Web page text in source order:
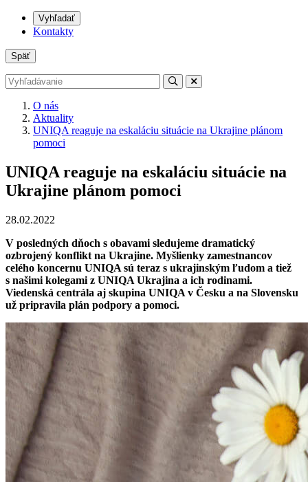
Vyhľadať
Kontakty
Späť
O nás
Aktuality
UNIQA reaguje na eskaláciu situácie na Ukrajine plánom
pomoci
UNIQA reaguje na eskaláciu situácie na
Ukrajine plánom pomoci
28.02.2022
V posledných dňoch s obavami sledujeme dramatický
ozbrojený konflikt na Ukrajine. Myšlienky zamestnancov
celého koncernu UNIQA sú teraz s ukrajinským ľudom a tiež
s našimi kolegami z UNIQA Ukrajina a ich rodinami.
Viedenská centrála aj skupina UNIQA v Česku a na Slovensku
už pripravila plán podpory a pomoci.